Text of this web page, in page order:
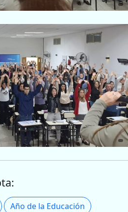
Año de la Educación